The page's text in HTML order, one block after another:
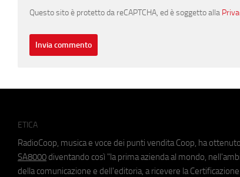
Questo sito è protetto da reCAPTCHA, ed è soggetto alla
ETICA
RadioCoop, musica e voce dei punti vendita Coop, ha
SA8000 diventando così "la prima azienda al mondo,
della comunicazione e dell'editoria, a ricevere la Certificazione